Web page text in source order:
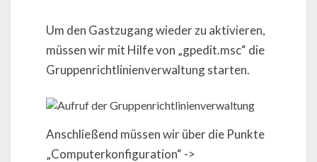
Um den Gastzugang wieder zu aktivieren,
müssen wir mit Hilfe von „gpedit.msc“ die
Gruppenrichtlinienverwaltung starten.
Anschließend müssen wir über die Punkte
„Computerkonfiguration“ ->